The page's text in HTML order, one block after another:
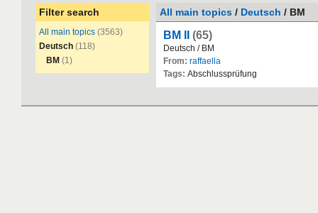
Filter search
All main topics (3563)
Deutsch (118)
BM (1)
All main topics / Deutsch / BM
BM II (65)
Deutsch / BM
From: raffaella
Tags: Abschlussprüfung